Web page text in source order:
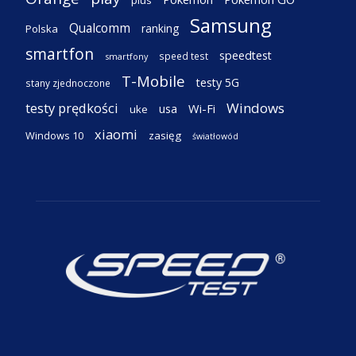
Polska Qualcomm ranking Samsung
smartfon smartfony speed test speedtest
stany zjednoczone T-Mobile testy 5G
testy prędkości uke usa Wi-Fi Windows
Windows 10 xiaomi zasięg światłowód